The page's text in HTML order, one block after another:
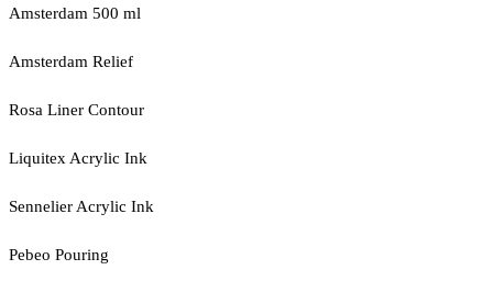
Amsterdam 500 ml
Amsterdam Relief
Rosa Liner Contour
Liquitex Acrylic Ink
Sennelier Acrylic Ink
Pebeo Pouring